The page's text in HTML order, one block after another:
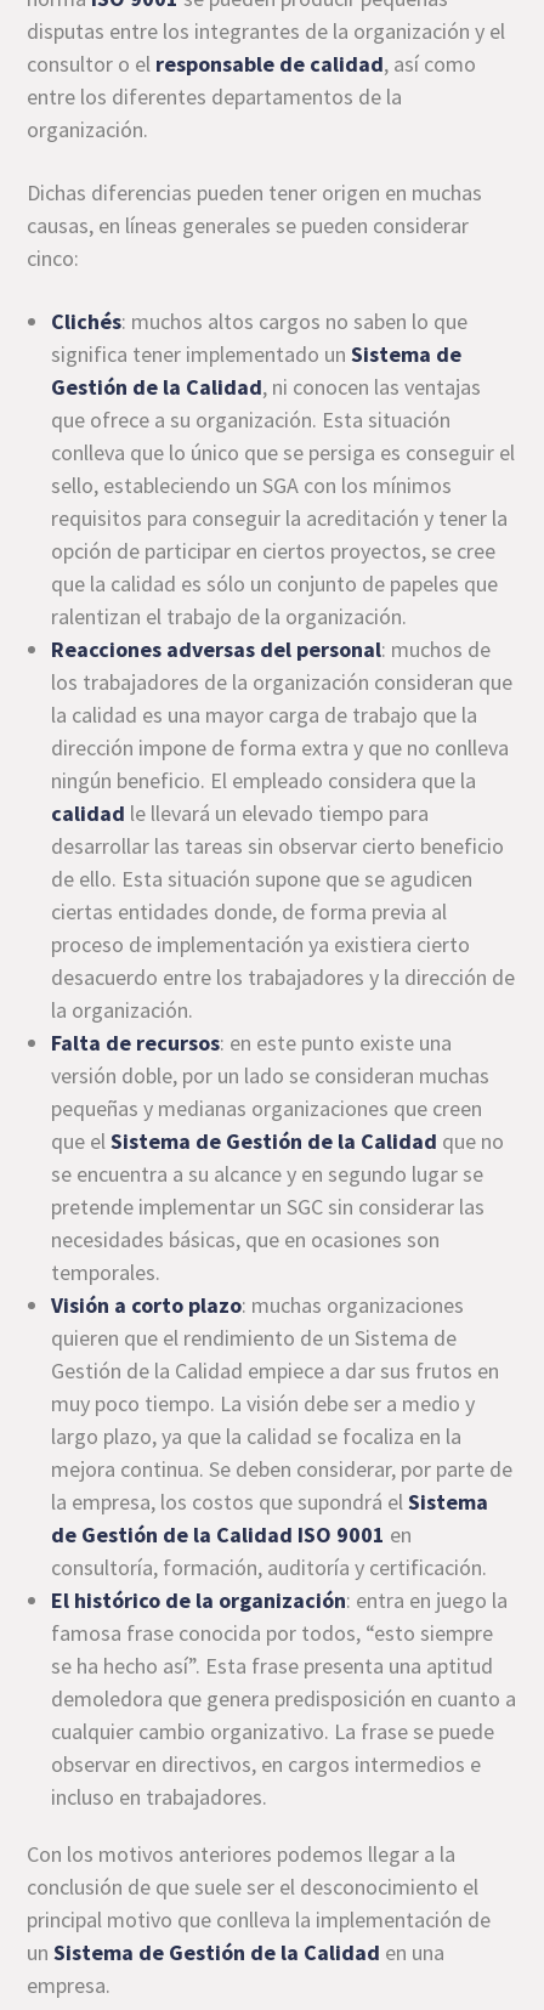
disputas entre los integrantes de la organización y el
consultor o el responsable de calidad, así como
entre los diferentes departamentos de la
organización.
Dichas diferencias pueden tener origen en muchas
causas, en líneas generales se pueden considerar
cinco:
Clichés: muchos altos cargos no saben lo que
significa tener implementado unSistema de
Gestión de la Calidad, ni conocen las ventajas
que ofrece a su organización. Esta situación
conlleva que lo único que se persiga es conseguir el
sello, estableciendo un SGA con los mínimos
requisitos para conseguir la acreditación y tener la
opción de participar en ciertos proyectos, se cree
que la calidad es sólo un conjunto de papeles que
ralentizan el trabajo de la organización.
Reacciones adversas del personal: muchos de
los trabajadores de la organización consideran que
la calidad es una mayor carga de trabajo que la
dirección impone de forma extra y que no conlleva
ningún beneficio. El empleado considera que la
calidad le llevará un elevado tiempo para
desarrollar las tareas sin observar cierto beneficio
de ello. Esta situación supone que se agudicen
ciertas entidades donde, de forma previa al
proceso de implementación ya existiera cierto
desacuerdo entre los trabajadores y la dirección de
la organización.
Falta de recursos: en este punto existe una
versión doble, por un lado se consideran muchas
pequeñas y medianas organizaciones que creen
que elSistema de Gestión de la Calidad que no
se encuentra a su alcance y en segundo lugar se
pretende implementar un SGC sin considerar las
necesidades básicas, que en ocasiones son
temporales.
Visión a corto plazo: muchas organizaciones
quieren que el rendimiento de un Sistema de
Gestión de la Calidad empiece a dar sus frutos en
muy poco tiempo. La visión debe ser a medio y
largo plazo, ya que la calidad se focaliza en la
mejora continua. Se deben considerar, por parte de
la empresa, los costos que supondrá elSistema
de Gestión de la Calidad ISO 9001 en
consultoría, formación, auditoría y certificación.
El histórico de la organización: entra en juego la
famosa frase conocida por todos, “esto siempre
se ha hecho así”. Esta frase presenta una aptitud
demoledora que genera predisposición en cuanto a
cualquier cambio organizativo. La frase se puede
observar en directivos, en cargos intermedios e
incluso en trabajadores.
Con los motivos anteriores podemos llegar a la
conclusión de que suele ser el desconocimiento el
principal motivo que conlleva la implementación de
unSistema de Gestión de la Calidad en una
empresa.